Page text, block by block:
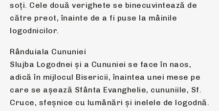
soţi. Cele două verighete se binecuvintează de
către preot, înainte de a fi puse la mâinile
logodnicilor.
Rânduiala Cununiei
Slujba Logodnei și a Cununiei se face în naos,
adică în mijlocul Bisericii, înaintea unei mese pe
care se aşează Sfânta Evanghelie, cununiile, Sf.
Cruce, sfeşnice cu lumânări și inelele de logodnă.